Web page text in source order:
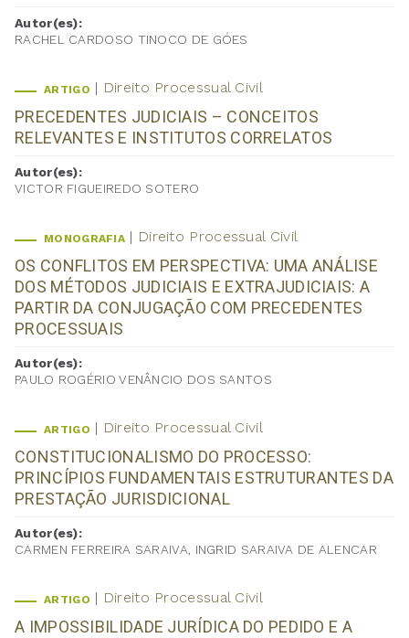
Autor(es):
RACHEL CARDOSO TINOCO DE GÓES
ARTIGO Direito Processual Civil
PRECEDENTES JUDICIAIS – CONCEITOS
RELEVANTES E INSTITUTOS CORRELATOS
Autor(es):
VICTOR FIGUEIREDO SOTERO
MONOGRAFIA Direito Processual Civil
OS CONFLITOS EM PERSPECTIVA: UMA ANÁLISE
DOS MÉTODOS JUDICIAIS E EXTRAJUDICIAIS: A
PARTIR DA CONJUGAÇÃO COM PRECEDENTES
PROCESSUAIS
Autor(es):
PAULO ROGÉRIO VENÂNCIO DOS SANTOS
ARTIGO Direito Processual Civil
CONSTITUCIONALISMO DO PROCESSO:
PRINCÍPIOS FUNDAMENTAIS ESTRUTURANTES DA
PRESTAÇÃO JURISDICIONAL
Autor(es):
CARMEN FERREIRA SARAIVA, INGRID SARAIVA DE ALENCAR
ARTIGO Direito Processual Civil
A IMPOSSIBILIDADE JURÍDICA DO PEDIDO E A